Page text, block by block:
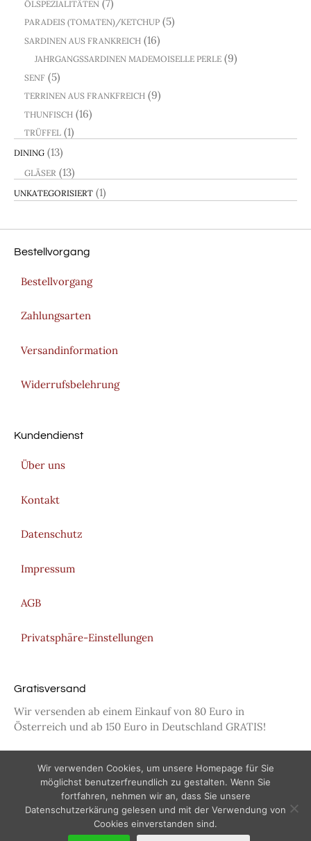
ÖLSPEZIALITÄTEN (7)
PARADEIS (TOMATEN)/KETCHUP (5)
SARDINEN AUS FRANKREICH (16)
JAHRGANGSSARDINEN MADEMOISELLE PERLE (9)
SENF (5)
TERRINEN AUS FRANKFREICH (9)
THUNFISCH (16)
TRÜFFEL (1)
DINING (13)
GLÄSER (13)
UNKATEGORISIERT (1)
Bestellvorgang
Bestellvorgang
Zahlungsarten
Versandinformation
Widerrufsbelehrung
Kundendienst
Über uns
Kontakt
Datenschutz
Impressum
AGB
Privatsphäre-Einstellungen
Gratisversand
Wir versenden ab einem Einkauf von 80 Euro in
Österreich und ab 150 Euro in Deutschland GRATIS!
© 2026 geniessen.com – Martina Fischerauer
€ 69,00 IN DEN WARENKORB
Wir verwenden Cookies, um unsere Homepage für Sie
möglichst benutzerfreundlich zu gestalten. Wenn Sie
fortfahren, nehmen wir an, dass Sie unsere
Datenschutzerkärung gelesen und mit der Verwendung von
Cookies einverstanden sind.